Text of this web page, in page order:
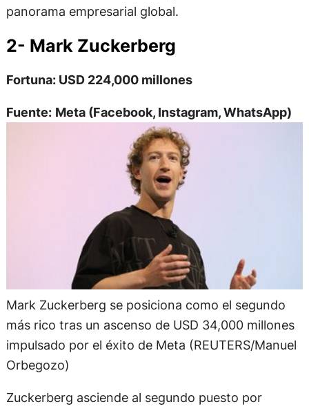
panorama empresarial global.
2- Mark Zuckerberg
Fortuna: USD 224,000 millones
Fuente: Meta (Facebook, Instagram, WhatsApp)
Mark Zuckerberg se posiciona como el segundo
más rico tras un ascenso de USD 34,000 millones
impulsado por el éxito de Meta (REUTERS/Manuel
Orbegozo)
Zuckerberg asciende al segundo puesto por